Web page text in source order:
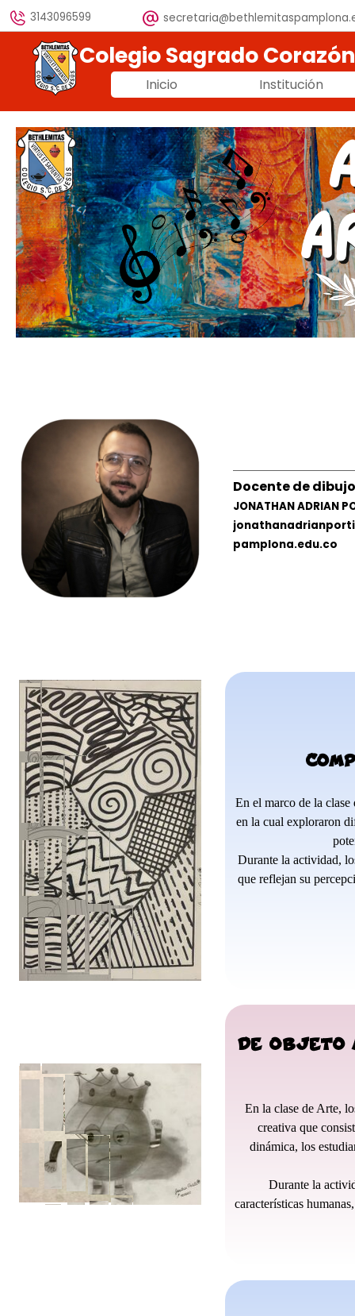
3143096599
Inicio Institución
Colegio Sagrado
Docente de dibujo
JONATHAN ADRIAN
pamplona.edu.co
En el marco de la
en la cual exploraron
Durante la actividad,
que reflejan su
De Objeto
En la clase de Arte,
creativa que
dinámica, los
Durante la
características